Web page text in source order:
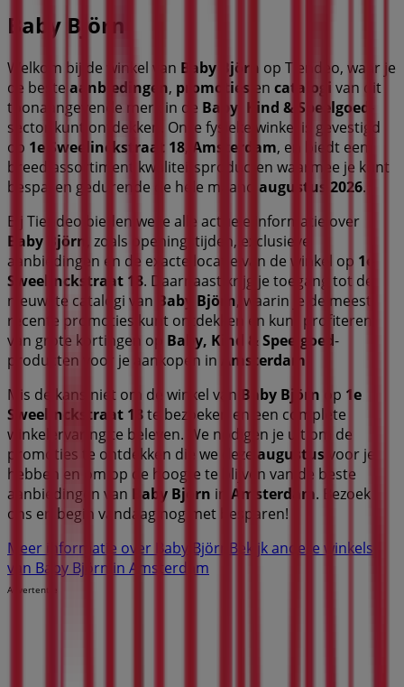
Baby Björn
Welkom bij de winkel van Baby Björn op Tiendeo, waar je
de beste aanbiedingen, promoties en catalogi van dit
toonaangevende merk in de Baby, Kind & Speelgoed
sector kunt ontdekken. Onze fysieke winkel is gevestigd
op 1e Sweelinckstraat 18 Amsterdam, en biedt een
breed assortiment kwaliteitsproducten waarmee je kunt
besparen gedurende de hele maand augustus 2026.
Bij Tiendeo bieden we je alle actuele informatie over
Baby Björn
, zoals openingstijden, exclusieve
aanbiedingen en de exacte locatie van de winkel op 1e
Sweelinckstraat 18. Daarnaast krijg je toegang tot de
nieuwste catalogi van Baby Björn, waarin je de meest
recente promoties kunt ontdekken en kunt profiteren
van grote kortingen op Baby, Kind & Speelgoed-
producten voor je aankopen in
Amsterdam
Mis de kans niet om de winkel van Baby Björn op 1e
Sweelinckstraat 18te bezoeken en een complete
winkelervaring te beleven. We nodigen je uit om de
promoties te ontdekken die we deze augustus voor je
hebben en om op de hoogte te blijven van de beste
aanbiedingen van Baby Björn in Amsterdam. Bezoek
ons en begin vandaag nog met besparen!
Meer informatie over Baby Björn Bekijk andere winkels
van Baby Björn in Amsterdam
Advertentie